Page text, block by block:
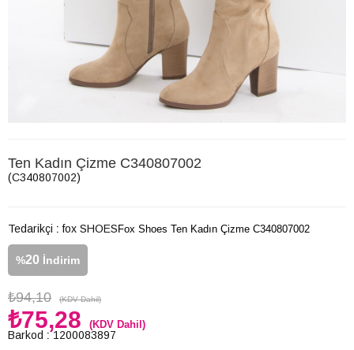
Ten Kadın Çizme C340807002
(C340807002)
Tedarikçi : fox SHOES
%20 İndirim
₺94,10 (KDV Dahil)
₺75,28 (KDV Dahil)
Barkod : 1200083897
Fox Shoes Ten Kadın Çizme C340807002